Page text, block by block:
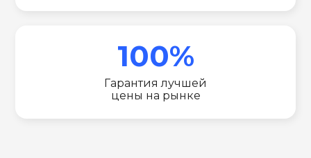
100%
Гарантия лучшей
цены на рынке